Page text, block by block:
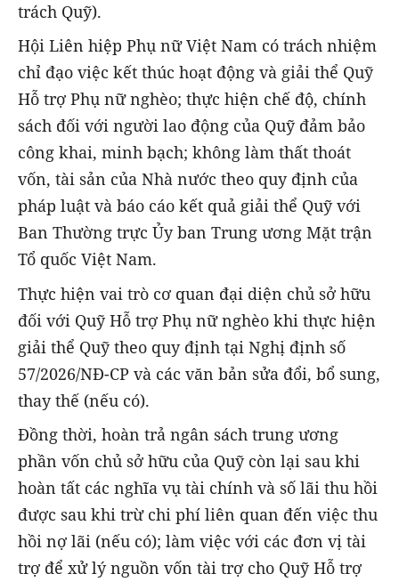
trách Quỹ).
Hội Liên hiệp Phụ nữ Việt Nam có trách nhiệm
chỉ đạo việc kết thúc hoạt động và giải thể Quỹ
Hỗ trợ Phụ nữ nghèo; thực hiện chế độ, chính
sách đối với người lao động của Quỹ đảm bảo
công khai, minh bạch; không làm thất thoát
vốn, tài sản của Nhà nước theo quy định của
pháp luật và báo cáo kết quả giải thể Quỹ với
Ban Thường trực Ủy ban Trung ương Mặt trận
Tổ quốc Việt Nam.
Thực hiện vai trò cơ quan đại diện chủ sở hữu
đối với Quỹ Hỗ trợ Phụ nữ nghèo khi thực hiện
giải thể Quỹ theo quy định tại Nghị định số
57/2026/NĐ-CP và các văn bản sửa đổi, bổ sung,
thay thế (nếu có).
Đồng thời, hoàn trả ngân sách trung ương
phần vốn chủ sở hữu của Quỹ còn lại sau khi
hoàn tất các nghĩa vụ tài chính và số lãi thu hồi
được sau khi trừ chi phí liên quan đến việc thu
hồi nợ lãi (nếu có); làm việc với các đơn vị tài
trợ để xử lý nguồn vốn tài trợ cho Quỹ Hỗ trợ